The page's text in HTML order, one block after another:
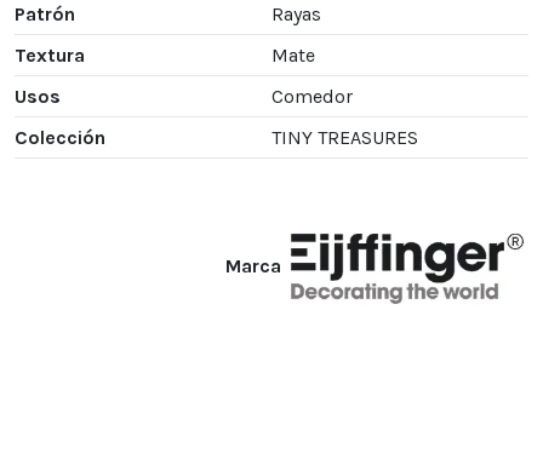
Patrón
Rayas
Textura
Mate
Usos
Comedor
Colección
TINY TREASURES
Marca